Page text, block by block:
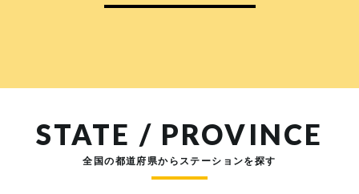
STATE / PROVINCE
全国の都道府県からステーションを探す